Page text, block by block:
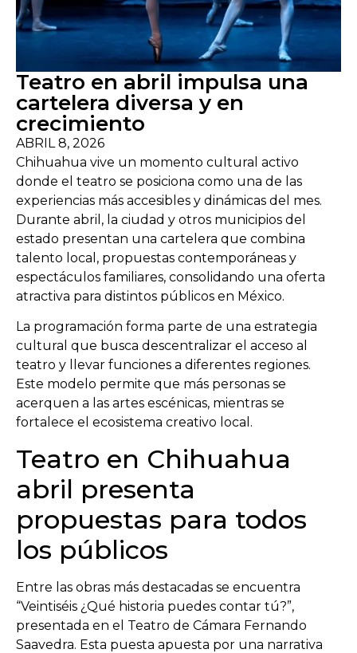
Teatro en abril impulsa una
cartelera diversa y en
crecimiento
ABRIL 8, 2026
Chihuahua vive un momento cultural activo
donde el teatro se posiciona como una de las
experiencias más accesibles y dinámicas del mes.
Durante abril, la ciudad y otros municipios del
estado presentan una cartelera que combina
talento local, propuestas contemporáneas y
espectáculos familiares, consolidando una oferta
atractiva para distintos públicos en México.
La programación forma parte de una estrategia
cultural que busca descentralizar el acceso al
teatro y llevar funciones a diferentes regiones.
Este modelo permite que más personas se
acerquen a las artes escénicas, mientras se
fortalece el ecosistema creativo local.
Teatro en Chihuahua
abril presenta
propuestas para todos
los públicos
Entre las obras más destacadas se encuentra
“Veintiséis ¿Qué historia puedes contar tú?”,
presentada en el Teatro de Cámara Fernando
Saavedra. Esta puesta apuesta por una narrativa